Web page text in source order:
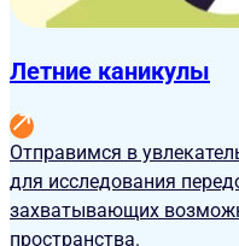
Летние каникулы
Отправимся в
для исследования
захватывающих
пространства.